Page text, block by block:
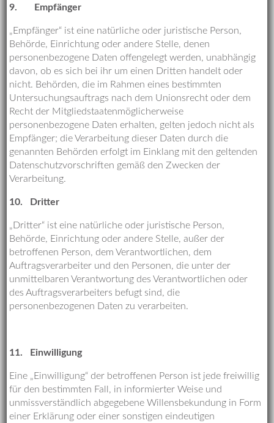
9. Empfänger
„Empfänger“ ist eine natürliche oder juristische Person,
Behörde, Einrichtung oder andere Stelle, denen
personenbezogene Daten offengelegt werden, unabhängig
davon, ob es sich bei ihr um einen Dritten handelt oder
nicht. Behörden, die im Rahmen eines bestimmten
Untersuchungsauftrags nach dem Unionsrecht oder dem
Recht der Mitgliedstaatenmöglicherweise
personenbezogene Daten erhalten, gelten jedoch nicht als
Empfänger; die Verarbeitung dieser Daten durch die
genannten Behörden erfolgt im Einklang mit den geltenden
Datenschutzvorschriften gemäß den Zwecken der
Verarbeitung.
10. Dritter
„Dritter“ ist eine natürliche oder juristische Person,
Behörde, Einrichtung oder andere Stelle, außer der
betroffenen Person, dem Verantwortlichen, dem
Auftragsverarbeiter und den Personen, die unter der
unmittelbaren Verantwortung des Verantwortlichen oder
des Auftragsverarbeiters befugt sind, die
personenbezogenen Daten zu verarbeiten.
11. Einwilligung
Eine „Einwilligung“ der betroffenen Person ist jede freiwillig
für den bestimmten Fall, in informierter Weise und
unmissverständlich abgegebene Willensbekundung in Form
einer Erklärung oder einer sonstigen eindeutigen